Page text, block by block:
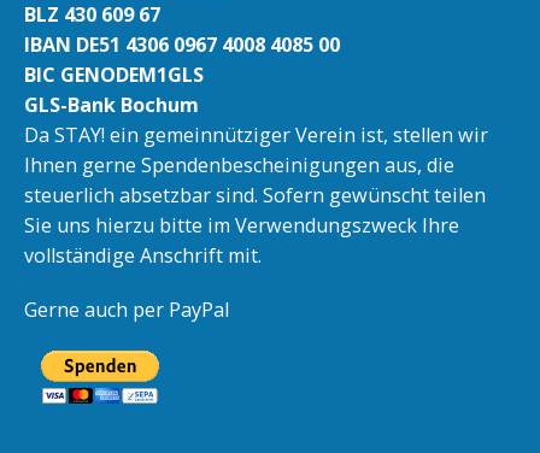
BLZ 430 609 67
IBAN DE51 4306 0967 4008 4085 00
BIC GENODEM1GLS
GLS-Bank Bochum
Da STAY! ein gemeinnütziger Verein ist, stellen wir
Ihnen gerne Spendenbescheinigungen aus, die
steuerlich absetzbar sind. Sofern gewünscht teilen
Sie uns hierzu bitte im Verwendungszweck Ihre
vollständige Anschrift mit.
Gerne auch per PayPal